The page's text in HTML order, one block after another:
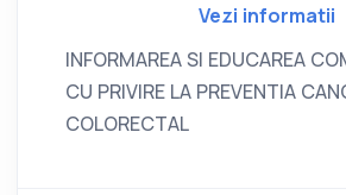
Vezi informatii
INFORMAREA SI EDUCAREA
CU PRIVIRE LA PREVENTIA
COLORECTAL